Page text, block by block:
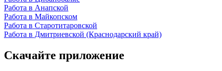
Работа в Анапской
Работа в Майкопском
Работа в Старотитаровской
Работа в Дмитриевской (Краснодарский край)
Скачайте приложение